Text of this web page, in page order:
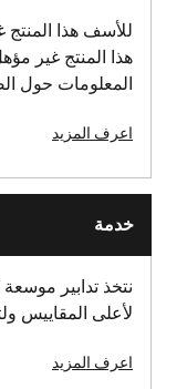
للأسف هذا
هذا المنتج غير
المعلومات حول
اعرف المزيد
خدمة
نتخذ تدابير
لأعلى المقاييس
اعرف المزيد